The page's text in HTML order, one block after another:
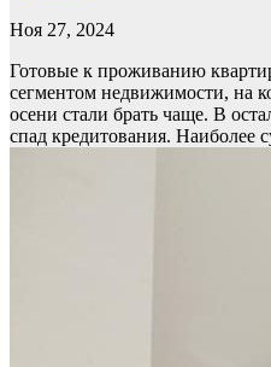
Ноя 27, 2024
Готовые к проживанию
сегментом недвижимости, на
осени стали брать чаще. В
спад кредитования.